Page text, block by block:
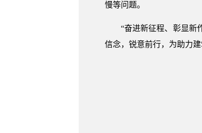
慢等问题。
“奋进新征程、彰显新
信念，锐意前行，为助力